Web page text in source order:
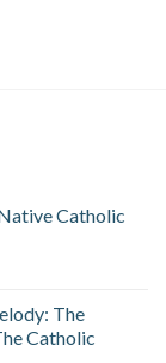
Catholic
The
Catholic